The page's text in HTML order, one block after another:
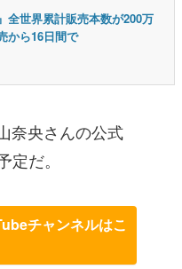
全世界累計販売本数が200万
から16日間で
奈央さんの公式
だ。
チャンネルはこ